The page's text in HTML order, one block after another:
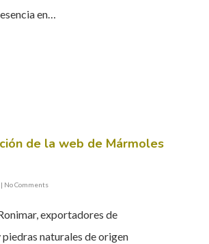
en…
de la web de Mármoles
| No Comments
exportadores de
naturales de origen